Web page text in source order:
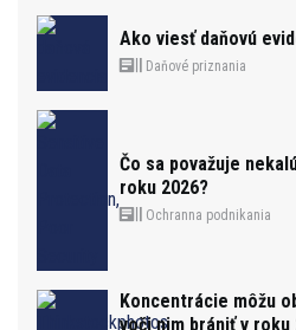
Ako viesť daňovú
Daňové priznania
Čo sa považuje
roku 2026?
Ochranna podnikania
Koncentrácie môžu
voči nim brániť v roku